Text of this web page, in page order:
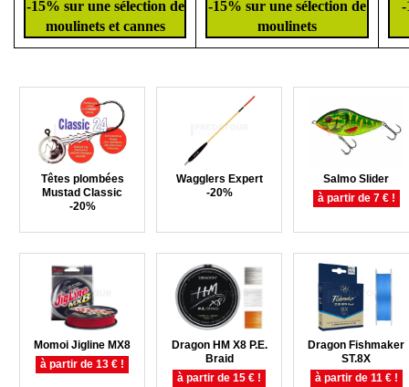
-15% sur une sélection de
moulinets et cannes
-15% sur une sélection de
moulinets
-
Têtes plombées
Mustad Classic
-20%
Wagglers Expert
-20%
Salmo Slider
à partir de 7 € !
Momoi Jigline MX8
à partir de 13 € !
Dragon HM X8 P.E.
Braid
à partir de 15 € !
Dragon Fishmaker
ST.8X
à partir de 11 € !